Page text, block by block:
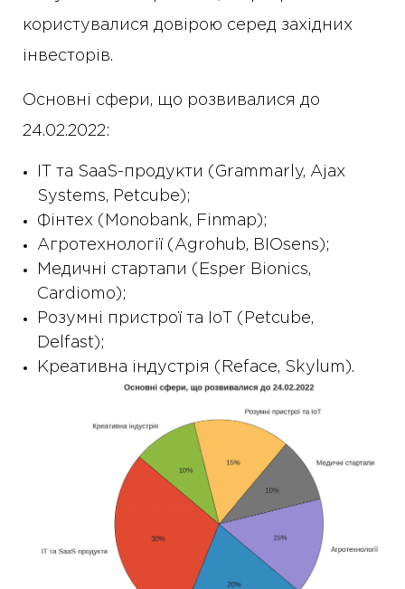
користувалися довірою серед західних
інвесторів.
Основні сфери, що розвивалися до
24.02.2022:
IT та SaaS-продукти (Grammarly, Ajax
Systems, Petcube);
Фінтех (Monobank, Finmap);
Агротехнології (Agrohub, BIOsens);
Медичні стартапи (Esper Bionics,
Cardiomo);
Розумні пристрої та IoT (Petcube,
Delfast);
Креативна індустрія (Reface, Skylum).